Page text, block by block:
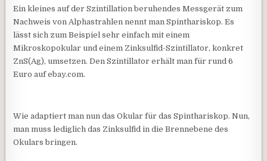
Ein kleines auf der Szintillation beruhendes Messgerät zum
Nachweis von Alphastrahlen nennt man Spinthariskop. Es
lässt sich zum Beispiel sehr einfach mit einem
Mikroskopokular und einem Zinksulfid-Szintillator, konkret
ZnS(Ag), umsetzen. Den Szintillator erhält man für rund 6
Euro auf ebay.com.
Wie adaptiert man nun das Okular für das Spinthariskop. Nun,
man muss lediglich das Zinksulfid in die Brennebene des
Okulars bringen.